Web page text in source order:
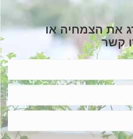
את הצמחיה או
קשר